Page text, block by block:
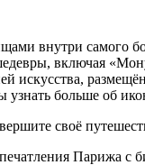
внутри самого
включая
искусства,
узнать больше об
своё
Парижа